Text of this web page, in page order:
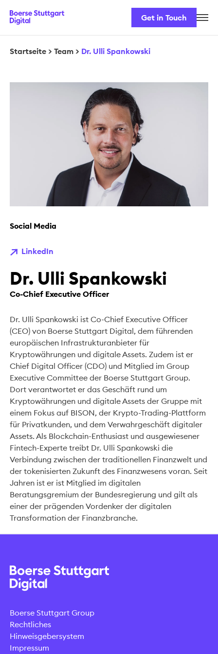
Get in Touch
Karriere
Unser Team
Sicherheit & Regulatorik
Startseite > Team > Dr. Ulli Spankowski
Social Media
LinkedIn
Dr. Ulli Spankowski
Co-Chief Executive Officer
Dr. Ulli Spankowski ist Co-Chief Executive Officer
(CEO) von Boerse Stuttgart Digital, dem führenden
europäischen Infrastrukturanbieter für
Kryptowährungen und digitale Assets. Zudem ist er
Chief Digital Officer (CDO) und Mitglied im Group
Executive Committee der Boerse Stuttgart Group.
Dort verantwortet er das Geschäft rund um
Kryptowährungen und digitale Assets der Gruppe mit
einem Fokus auf BISON, der Krypto-Trading-Plattform
für Privatkunden, und dem Verwahrgeschäft digitaler
Assets. Als Blockchain-Enthusiast und ausgewiesener
Fintech-Experte treibt Dr. Ulli Spankowski die
Verbindung zwischen der traditionellen Finanzwelt und
der tokenisierten Zukunft des Finanzwesens voran. Seit
Jahren ist er ist Mitglied im digitalen
Beratungsgremium der Bundesregierung und gilt als
einer der prägenden Vordenker der digitalen
Transformation der Finanzbranche.
Boerse Stuttgart Group
Rechtliches
Hinweisgebersystem
Impressum